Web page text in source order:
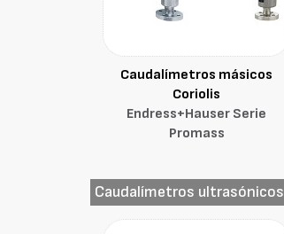
Caudalímetros másicos
Coriolis
Endress+Hauser Serie
Promass
Caudalímetros ultrasónicos